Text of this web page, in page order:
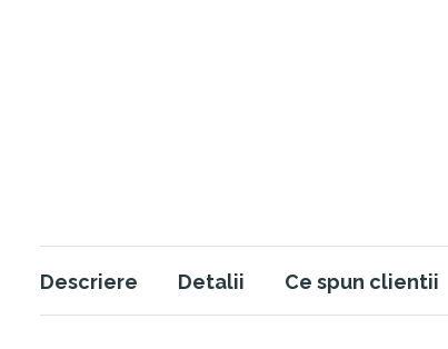
Descriere Detalii Ce spun clientii